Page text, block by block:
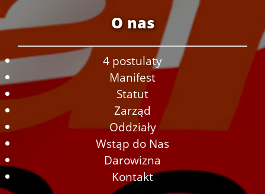
O nas
4 postulaty
Manifest
Statut
Zarząd
Oddziały
Wstąp do Nas
Darowizna
Kontakt